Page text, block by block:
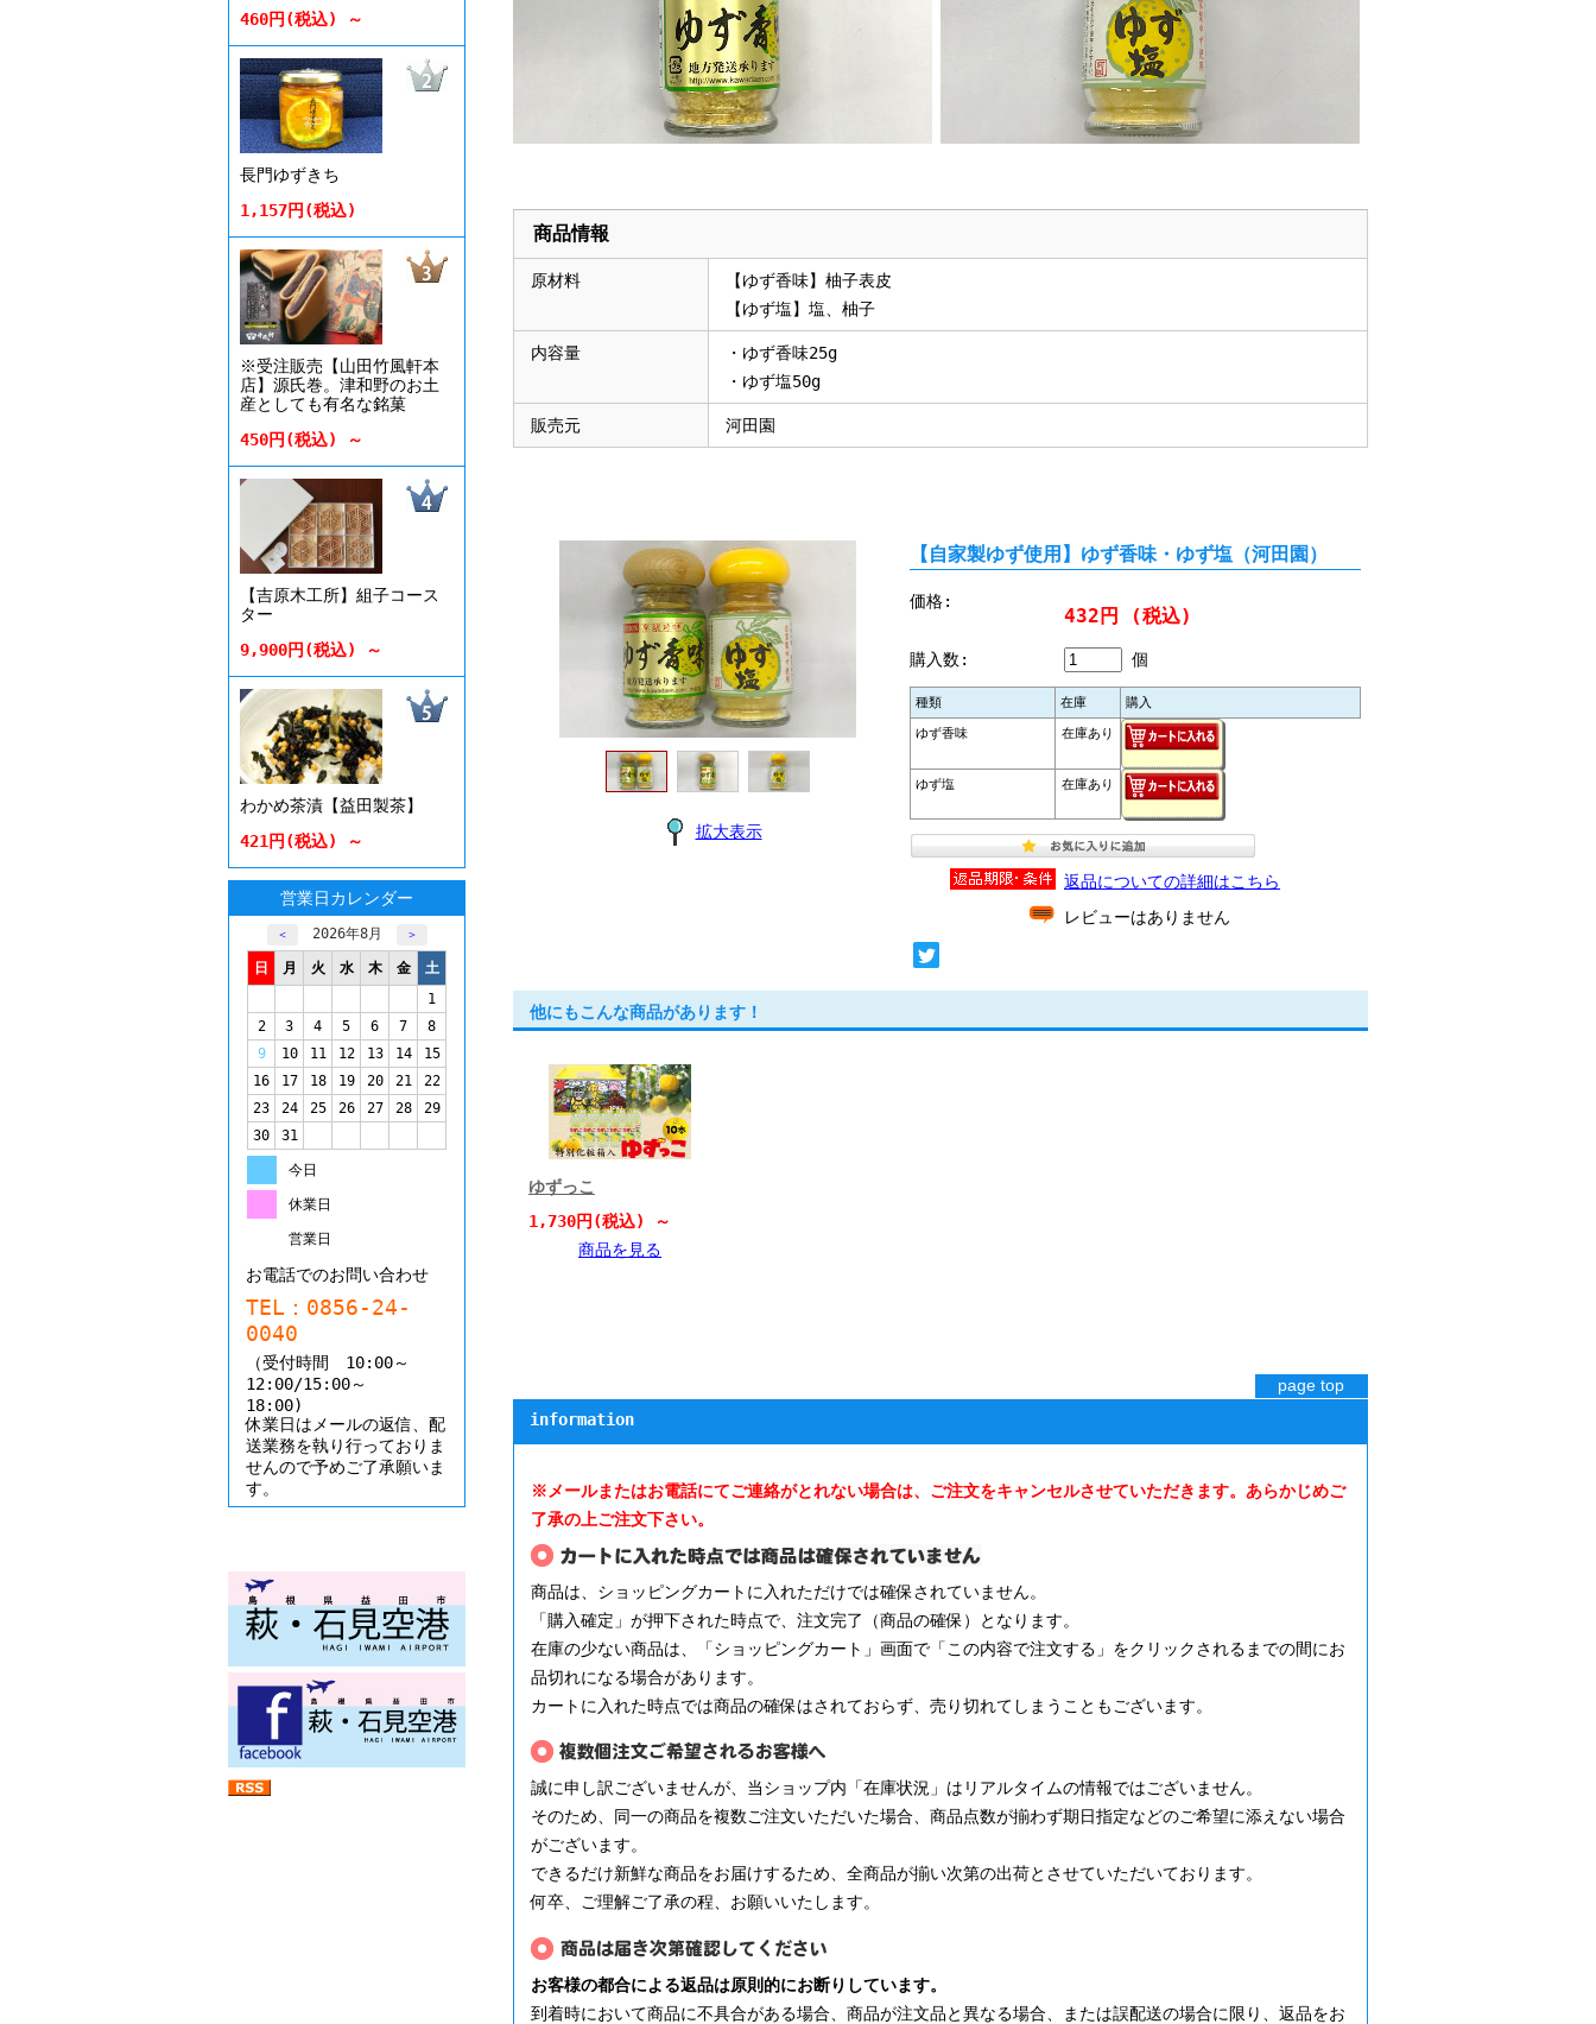
460円(税込) ～
長門ゆずきち
1,157円(税込)
※受注販売【山田竹風軒本
店】源氏巻。津和野のお土
産としても有名な銘菓
450円(税込) ～
【吉原木工所】組子コース
ター
9,900円(税込) ～
わかめ茶漬【益田製茶】
421円(税込) ～
営業日カレンダー
＜ 2026年8月 ＞
日 月 火 水 木 金
土
1
2
3 4 5 6 7
8
9
10 11 12 13 14
15
16
17 18 19 20 21
22
23
24 25 26 27 28
29
30
31
今日
休業日
営業日
お電話でのお問い合わせ
TEL：0856-24-
0040
（受付時間 10:00～
12:00/15:00～
18:00)
休業日はメールの返信、配
送業務を執り行っておりま
せんので予めご了承願いま
す。
商品情報
原材料
【ゆず香味】柚子表皮
【ゆず塩】塩、柚子
内容量
・ゆず香味25g
・ゆず塩50g
販売元 河田園
拡大表示
【自家製ゆず使用】ゆず香味・ゆず塩（河田園）
価格:
432円 (税込)
購入数: 個
種類 在庫
購入
ゆず香味
在庫あり
ゆず塩 在庫あり
返品についての詳細はこちら
レビューはありません
他にもこんな商品があります！
ゆずっこ
1,730円(税込)
～
商品を見る
page top
information
※メールまたはお電話にてご連絡がとれない場合は、ご注文をキャンセルさせていただきます。あらかじめご
了承の上ご注文下さい。
商品は、ショッピングカートに入れただけでは確保されていません。
「購入確定」が押下された時点で、注文完了（商品の確保）となります。
在庫の少ない商品は、「ショッピングカート」画面で「この内容で注文する」をクリックされるまでの間にお
品切れになる場合があります。
カートに入れた時点では商品の確保はされておらず、売り切れてしまうこともございます。
誠に申し訳ございませんが、当ショップ内「在庫状況」はリアルタイムの情報ではございません。
そのため、同一の商品を複数ご注文いただいた場合、商品点数が揃わず期日指定などのご希望に添えない場合
がございます。
できるだけ新鮮な商品をお届けするため、全商品が揃い次第の出荷とさせていただいております。
何卒、ご理解ご了承の程、お願いいたします。
お客様の都合による返品は原則的にお断りしています。
到着時において商品に不具合がある場合、商品が注文品と異なる場合、または誤配送の場合に限り、返品をお